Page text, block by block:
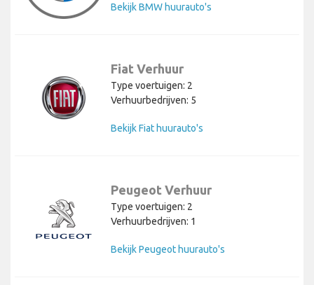
Bekijk BMW huurauto's
Fiat Verhuur
Type voertuigen: 2
Verhuurbedrijven: 5
Bekijk Fiat huurauto's
Peugeot Verhuur
Type voertuigen: 2
Verhuurbedrijven: 1
Bekijk Peugeot huurauto's